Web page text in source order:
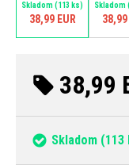
Skladom(113 ks)
38,99 EUR
Skladom
38,99
38,99
Skladom (113